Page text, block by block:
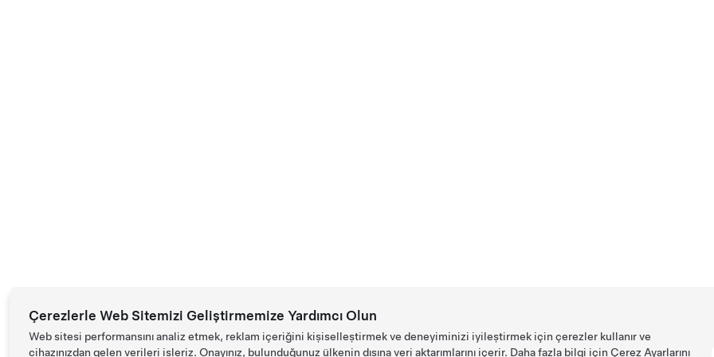
Çerezlerle Web Sitemizi Geliştirmemize Yardımcı Olun
Web sitesi performansını analiz etmek, reklam içeriğini kişiselleştirmek ve deneyiminizi iyileştirmek için çerezler kullanır ve
cihazınızdan gelen verileri işleriz. Onayınız, bulunduğunuz ülkenin dışına veri aktarımlarını içerir. Daha fazla bilgi için Çerez Ayarlarını